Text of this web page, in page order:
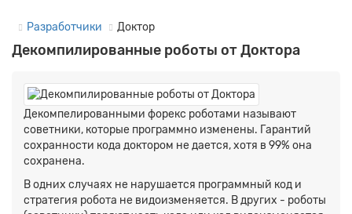
Разработчики Доктор
Декомпилированные роботы от Доктора
Декомпелированными форекс роботами называют
советники, которые программно изменены. Гарантий
сохранности кода доктором не дается, хотя в 99% она
сохранена.
В одних случаях не нарушается программный код и
стратегия робота не видоизменяется. В других - роботы